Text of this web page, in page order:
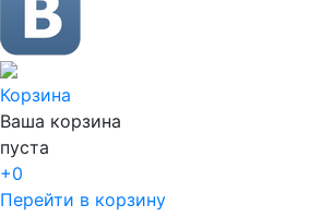
Корзина
Ваша корзина
пуста
+0
Перейти в корзину